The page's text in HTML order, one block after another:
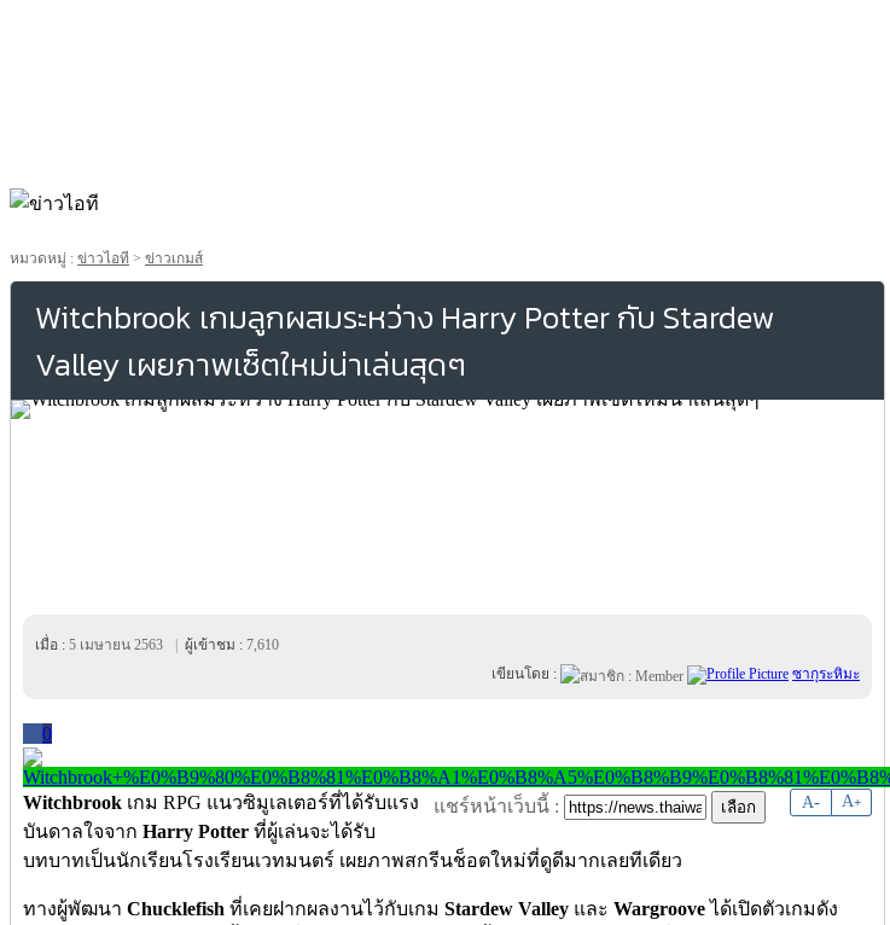
หมวดหมู่ : ข่าวไอที > ข่าวเกมส์
Witchbrook เกมลูกผสมระหว่าง Harry Potter กับ Stardew
Valley เผยภาพเซ็ตใหม่น่าเล่นสุดๆ
เมื่อ : 5 เมษายน 2563 ผู้เข้าชม : 7,610
เขียนโดย :
ซากุระหิมะ
0
A- A+
แชร์หน้าเว็บนี้ :
Witchbrook เกม RPG แนวซิมูเลเตอร์ที่ได้รับแรง
บันดาลใจจาก Harry Potter ที่ผู้เล่นจะได้รับ
บทบาทเป็นนักเรียนโรงเรียนเวทมนตร์ เผยภาพสกรีนช็อตใหม่ที่ดูดีมากเลยทีเดียว
ทางผู้พัฒนา Chucklefish ที่เคยฝากผลงานไว้กับเกม Stardew Valley และ Wargrooveได้เปิดตัวเกมดัง